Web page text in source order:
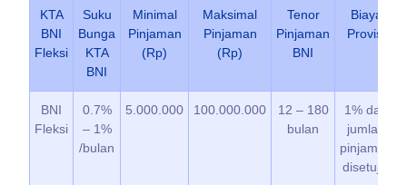
KTA
BNI
Fleksi
Suku
Bunga
KTA
BNI
Minimal
Pinjaman
(Rp)
Maksimal
Pinjaman
(Rp)
Tenor
Pinjaman
BNI
Biaya
Provisi
BNI
Fleksi
0.7%
– 1%
/bulan
5.000.000 100.000.000
12 – 180
bulan
1% dari
jumlah
pinjaman
disetujui